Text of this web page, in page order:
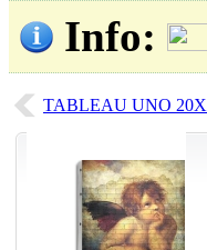
Info:
TABLEAU UNO